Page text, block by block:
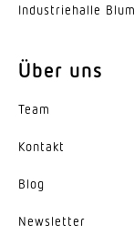
Indus­trie­halle
Über uns
Team
Kontakt
Blog
News­letter